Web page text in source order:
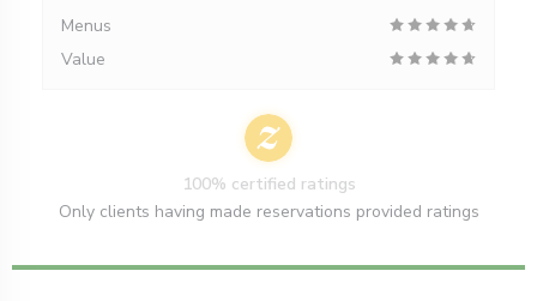
Menus
Value
100% certified ratings
Only clients having made reservations provided ratings